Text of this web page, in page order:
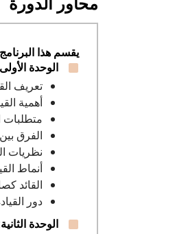
محاور الدورة
يقسم هذا
الوحدة
تعريف
أهمية
متطلبات
الفرق بين
نظريات
أنماط
القائد
دور
الوحدة